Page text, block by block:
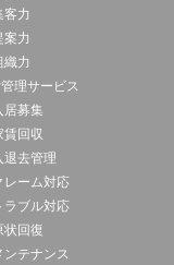
客力
案力
織力
理サービス
居募集
賃回収
退去管理
レーム対応
ラブル対応
状回復
ンテナンス